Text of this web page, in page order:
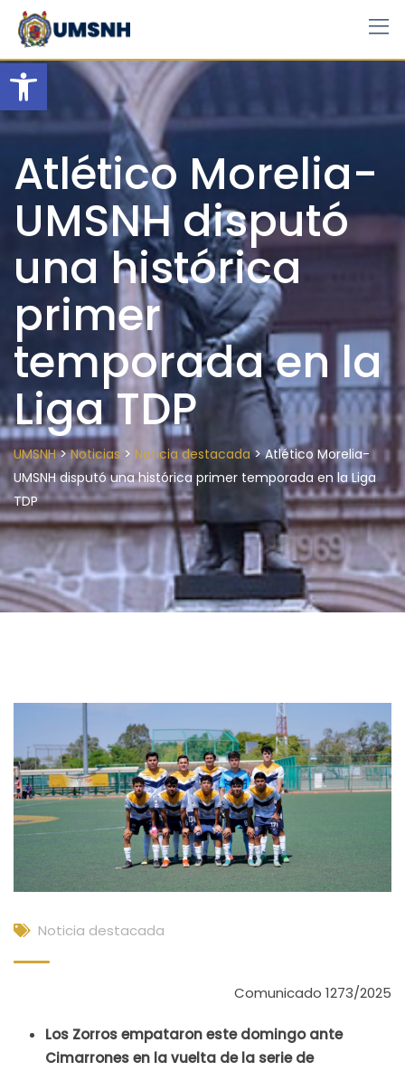
Open toolbar
Skip
content
Atlético Morelia-
UMSNH disputó
una histórica
primer
temporada en la
Liga TDP
UMSNH>Noticias > Noticia destacada>Atlético Morelia-
UMSNH disputó una histórica primer temporada en la Liga
TDP
Noticia destacada
Comunicado 1273/2025
Los Zorros empataron este domingo ante
Cimarrones en la vuelta de la serie de